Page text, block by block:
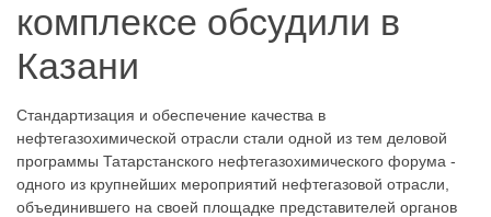
комплексе обсудили в
Казани
Стандартизация и обеспечение качества в
нефтегазохимической отрасли стали одной из тем деловой
программы Татарстанского нефтегазохимического форума -
одного из крупнейших мероприятий нефтегазовой отрасли,
объединившего на своей площадке представителей органов